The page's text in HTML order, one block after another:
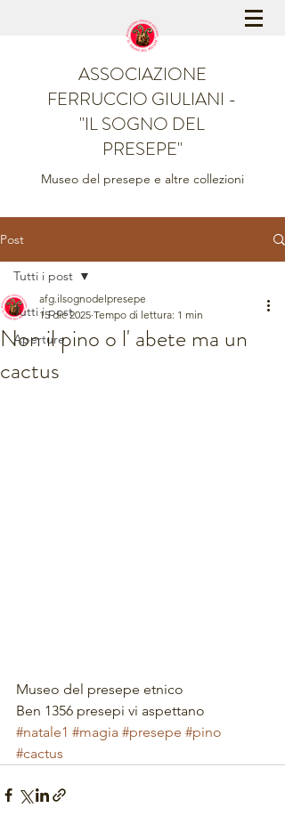
ASSOCIAZIONE
FERRUCCIO GIULIANI -
"IL SOGNO DEL
PRESEPE"
Museo del presepe e altre collezioni
Post
Tutti i post
Aperture
Tutti i post
Non il pino o l' abete ma un
cactus
afg.ilsognodelpresepe
15 dic 2025 Tempo di lettura: 1 min
Museo del presepe etnico
Ben 1356 presepi vi aspettano
#natale1 #magia #presepe #pino
#cactus